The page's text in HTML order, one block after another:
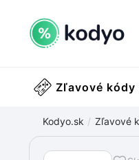
Zľavové kódy
Kodyo.sk Zľavové